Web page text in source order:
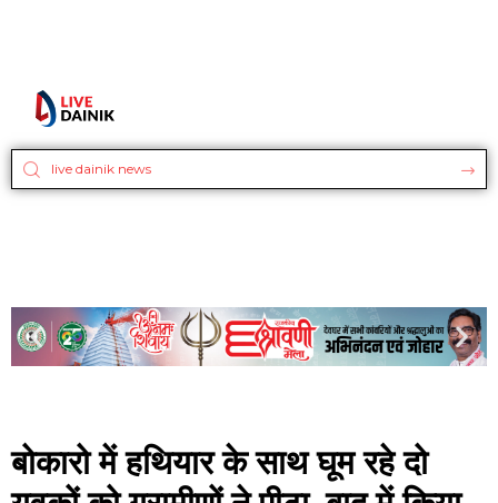
बोकारो में हथियार के साथ घूम रहे दो